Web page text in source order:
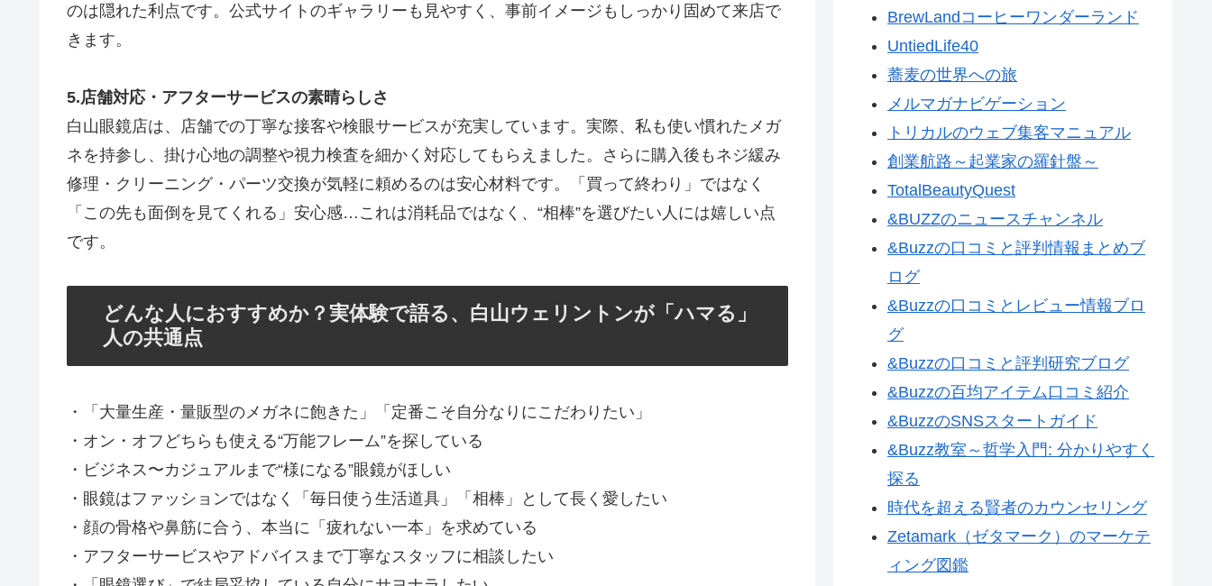
のは隠れた利点です。公式サイトのギャラリーも見やすく、事前イメージもしっかり固めて来店で
きます。
5.店舗対応・アフターサービスの素晴らしさ
白山眼鏡店は、店舗での丁寧な接客や検眼サービスが充実しています。実際、私も使い慣れたメガ
ネを持参し、掛け心地の調整や視力検査を細かく対応してもらえました。さらに購入後もネジ緩み
修理・クリーニング・パーツ交換が気軽に頼めるのは安心材料です。「買って終わり」ではなく
「この先も面倒を見てくれる」安心感…これは消耗品ではなく、“相棒”を選びたい人には嬉しい点
です。
どんな人におすすめか？実体験で語る、白山ウェリントンが「ハマる」
人の共通点
・「大量生産・量販型のメガネに飽きた」「定番こそ自分なりにこだわりたい」
・オン・オフどちらも使える“万能フレーム”を探している
・ビジネス〜カジュアルまで“様になる”眼鏡がほしい
・眼鏡はファッションではなく「毎日使う生活道具」「相棒」として長く愛したい
・顔の骨格や鼻筋に合う、本当に「疲れない一本」を求めている
・アフターサービスやアドバイスまで丁寧なスタッフに相談したい
BrewLandコーヒーワンダーランド
UntiedLife40
蕎麦の世界への旅
メルマガナビゲーション
トリカルのウェブ集客マニュアル
創業航路～起業家の羅針盤～
TotalBeautyQuest
&BUZZのニュースチャンネル
&Buzzの口コミと評判情報まとめブ
ログ
&Buzzの口コミとレビュー情報ブロ
グ
&Buzzの口コミと評判研究ブログ
&Buzzの百均アイテム口コミ紹介
&BuzzのSNSスタートガイド
&Buzz教室～哲学入門: 分かりやすく
探る
時代を超える賢者のカウンセリング
Zetamark（ゼタマーク）のマーケテ
ィング図鑑